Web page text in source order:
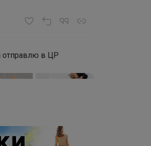
отправлю в ЦР